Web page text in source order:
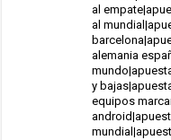
al
al
alemania
y
equipos